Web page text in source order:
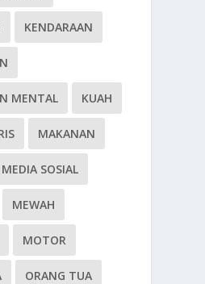
KENDARAAN
MENTAL KUAH
MAKANAN
MEDIA SOSIAL
MEWAH
MOTOR
ORANG TUA